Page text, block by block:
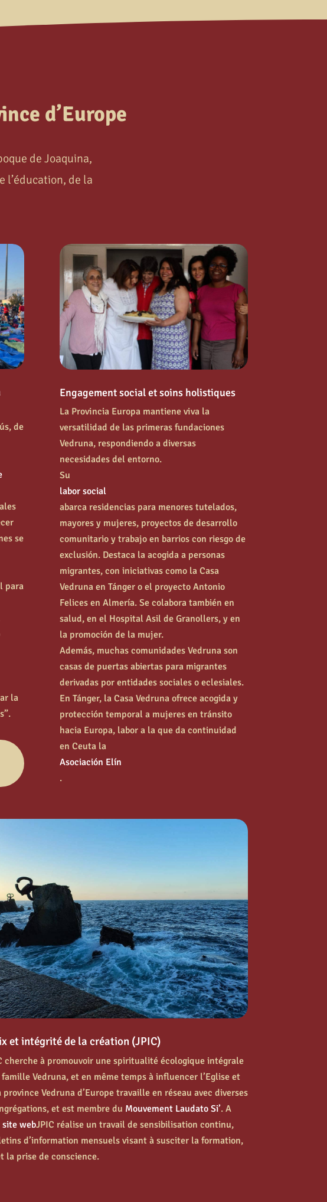
d’Europe
de Joaquina,
l’éducation, de la
de
se
para
la
Engagement social et soins holistiques
La Provincia Europa mantiene viva la
versatilidad de las primeras fundaciones
Vedruna, respondiendo a diversas
necesidades del entorno.
Su
labor social
abarca residencias para menores tutelados,
mayores y mujeres, proyectos de desarrollo
comunitario y trabajo en barrios con riesgo de
exclusión. Destaca la acogida a personas
migrantes, con iniciativas como la Casa
Vedruna en Tánger o el proyecto Antonio
Felices en Almería. Se colabora también en
salud, en el Hospital Asil de Granollers, y en
la promoción de la mujer.
Además, muchas comunidades Vedruna son
casas de puertas abiertas para migrantes
derivadas por entidades sociales o eclesiales.
En Tánger, la Casa Vedruna ofrece acogida y
protección temporal a mujeres en tránsito
hacia Europa, labor a la que da continuidad
en Ceuta la
Asociación Elín
.
et intégrité de la création (JPIC)
cherche à promouvoir une spiritualité écologique intégrale
Vedruna, et en même temps à influencer l’Eglise et
province Vedruna d’Europe travaille en réseau avec diverses
et est membre du Mouvement Laudato Si’. A
site webJPIC réalise un travail de sensibilisation continu,
d’information mensuels visant à susciter la formation,
la prise de conscience.